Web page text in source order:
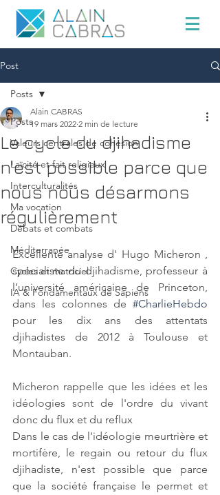
Post
Posts
Valeurs centrales de cohésion
Laïcité et fait religieux
Interculturalités
Ma vocation
Débats et combats
Méditerranée
Cycles et matriciel
IA & Fondamentaux de Sapiens
Posts
Le cycle du djihadisme
n'est possible parce que
nous nous désarmons
régulièrement
Alain CABRAS
19 mars 2022 2 min de lecture
Excellente analyse d' Hugo Micheron ,
spécialiste du djihadisme, professeur à
l’université américaine de Princeton,
dans les colonnes de #CharlieHebdo
pour les dix ans des attentats
djihadistes de 2012 à Toulouse et
Montauban.
Micheron rappelle que les idées et les
idéologies sont de l'ordre du vivant
donc du flux et du reflux
Dans le cas de l'idéologie meurtrière et
mortifère, le regain ou retour du flux
djihadiste, n'est possible que parce
que la société française le permet et